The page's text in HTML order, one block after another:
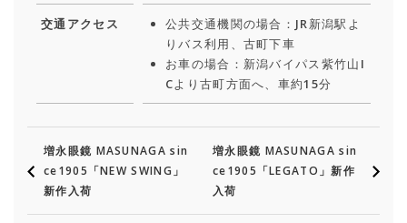
交通アクセス
公共交通機関の場合：JR新潟駅よ
りバス利用、古町下車
お車の場合：新潟バイパス紫竹山I
Cより古町方面へ、車約15分
増永眼鏡 MASUNAGA sin
ce1905「NEW SWING」
新作入荷
増永眼鏡 MASUNAGA sin
ce1905「LEGATO」新作
入荷